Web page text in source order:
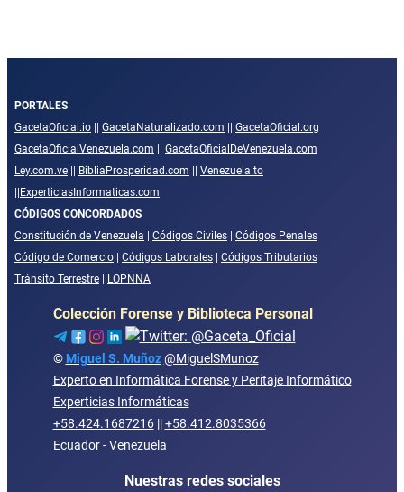
PORTALES
GacetaOficial.io
GacetaNaturalizado.com
GacetaOficial.org
GacetaOficialVenezuela.com
GacetaOficialDeVenezuela.com
Ley.com.ve
BibliaProsperidad.com
Venezuela.to
ExperticiasInformaticas.com
CÓDIGOS CONCORDADOS
Constitución de Venezuela
Códigos Civiles
Códigos Penales
Código de Comercio
Códigos Laborales
Códigos Tributarios
Tránsito Terrestre
LOPNNA
Colección Forense y Biblioteca Personal
© Miguel S. Muñoz @MiguelSMunoz
Experto en Informática Forense y Peritaje Informático
Experticias Informáticas
+58.424.1687216||+58.412.8035366
Ecuador - Venezuela
Nuestras redes sociales